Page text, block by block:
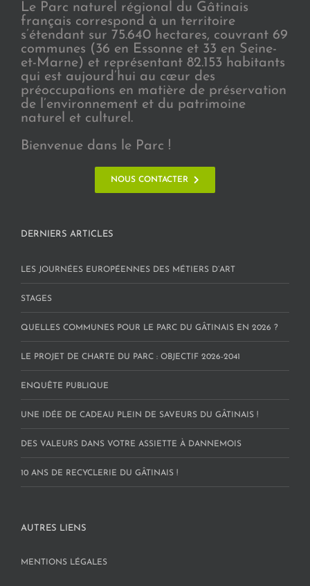
Le Parc naturel régional du Gâtinais
français correspond à un territoire
s’étendant sur 75.640 hectares, couvrant 69
communes (36 en Essonne et 33 en Seine-
et-Marne) et représentant 82.153 habitants
qui est aujourd’hui au cœur des
préoccupations en matière de préservation
de l’environnement et du patrimoine
naturel et culturel.
Bienvenue dans le Parc !
NOUS CONTACTER
DERNIERS ARTICLES
LES JOURNÉES EUROPÉENNES DES MÉTIERS D’ART
STAGES
QUELLES COMMUNES POUR LE PARC DU GÂTINAIS EN 2026 ?
LE PROJET DE CHARTE DU PARC : OBJECTIF 2026-2041
ENQUÊTE PUBLIQUE
UNE IDÉE DE CADEAU PLEIN DE SAVEURS DU GÂTINAIS !
DES VALEURS DANS VOTRE ASSIETTE À DANNEMOIS
10 ANS DE RECYCLERIE DU GÂTINAIS !
AUTRES LIENS
MENTIONS LÉGALES